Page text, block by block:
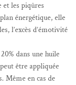
et les piqûres
énergétique, elle
l’excès d’émotivité
dans une huile
être appliquée
Même en cas de